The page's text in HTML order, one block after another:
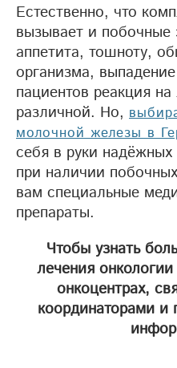
Естественно, что
вызывает и
аппетита, тошноту,
организма,
пациентов реакция
различной. Но,
молочной железы в
себя в руки
при наличии
вам специальные
препараты.
Чтобы узнать
лечения
онкоцентрах,
координаторами и